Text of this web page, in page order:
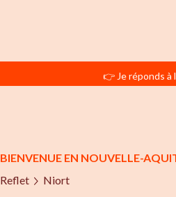
👉 Je réponds à
BIENVENUE EN NOUVELLE-
Reflet
Niort